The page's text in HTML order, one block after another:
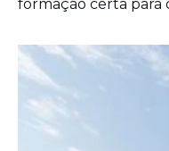
formação certa para